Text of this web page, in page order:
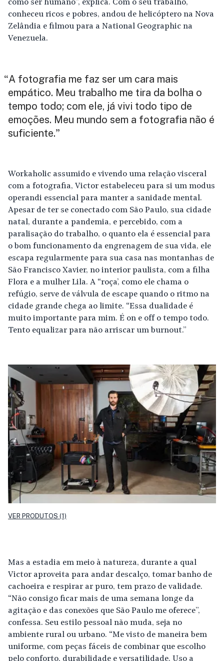
como ser humano”, explica. Com o seu trabalho,
conheceu ricos e pobres, andou de helicóptero na Nova
Zelândia e filmou para a National Geographic na
Venezuela.
“A fotografia me faz ser um cara mais
empático. Meu trabalho me tira da bolha o
tempo todo; com ele, já vivi todo tipo de
emoções. Meu mundo sem a fotografia não é
suficiente.”
Workaholic assumido e vivendo uma relação visceral
com a fotografia, Victor estabeleceu para si um modus
operandi essencial para manter a sanidade mental.
Apesar de ter se conectado com São Paulo, sua cidade
natal, durante a pandemia, e percebido, com a
paralisação do trabalho, o quanto ela é essencial para
o bom funcionamento da engrenagem de sua vida, ele
escapa regularmente para sua casa nas montanhas de
São Francisco Xavier, no interior paulista, com a filha
Flora e a mulher Lila. A “roça’, como ele chama o
refúgio, serve de válvula de escape quando o ritmo na
cidade grande chega ao limite. “Essa dualidade é
muito importante para mim. É on e off o tempo todo.
Tento equalizar para não arriscar um burnout.”
VER PRODUTOS (1)
Mas a estadia em meio à natureza, durante a qual
Victor aproveita para andar descalço, tomar banho de
cachoeira e respirar ar puro, tem prazo de validade.
“Não consigo ficar mais de uma semana longe da
agitação e das conexões que São Paulo me oferece”,
confessa. Seu estilo pessoal não muda, seja no
ambiente rural ou urbano. “Me visto de maneira bem
uniforme, com peças fáceis de combinar que escolho
pelo conforto, durabilidade e versatilidade. Uso a